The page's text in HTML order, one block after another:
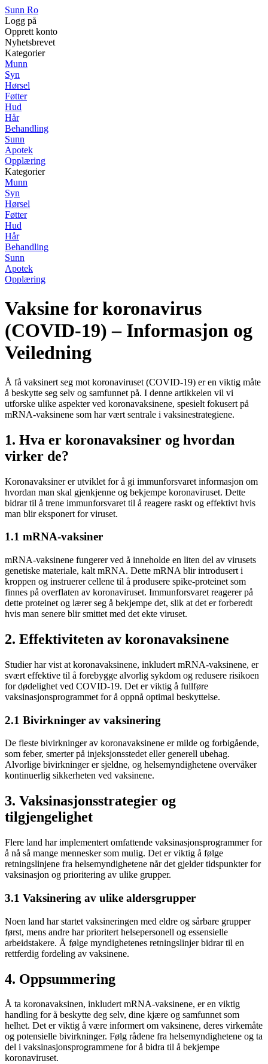
Sunn Ro
Logg på
Opprett konto
Nyhetsbrevet
Kategorier
Munn
Syn
Hørsel
Føtter
Hud
Hår
Behandling
Sunn
Apotek
Opplæring
Kategorier
Munn
Syn
Hørsel
Føtter
Hud
Hår
Behandling
Sunn
Apotek
Opplæring
Vaksine for koronavirus
(COVID-19) – Informasjon og
Veiledning
Å få vaksinert seg mot koronaviruset (COVID-19) er en viktig måte
å beskytte seg selv og samfunnet på. I denne artikkelen vil vi
utforske ulike aspekter ved koronavaksinene, spesielt fokusert på
mRNA-vaksinene som har vært sentrale i vaksinestrategiene.
1. Hva er koronavaksiner og hvordan
virker de?
Koronavaksiner er utviklet for å gi immunforsvaret informasjon om
hvordan man skal gjenkjenne og bekjempe koronaviruset. Dette
bidrar til å trene immunforsvaret til å reagere raskt og effektivt hvis
man blir eksponert for viruset.
1.1 mRNA-vaksiner
mRNA-vaksinene fungerer ved å inneholde en liten del av virusets
genetiske materiale, kalt mRNA. Dette mRNA blir introdusert i
kroppen og instruerer cellene til å produsere spike-proteinet som
finnes på overflaten av koronaviruset. Immunforsvaret reagerer på
dette proteinet og lærer seg å bekjempe det, slik at det er forberedt
hvis man senere blir smittet med det ekte viruset.
2. Effektiviteten av koronavaksinene
Studier har vist at koronavaksinene, inkludert mRNA-vaksinene, er
svært effektive til å forebygge alvorlig sykdom og redusere risikoen
for dødelighet ved COVID-19. Det er viktig å fullføre
vaksinasjonsprogrammet for å oppnå optimal beskyttelse.
2.1 Bivirkninger av vaksinering
De fleste bivirkninger av koronavaksinene er milde og forbigående,
som feber, smerter på injeksjonsstedet eller generell ubehag.
Alvorlige bivirkninger er sjeldne, og helsemyndighetene overvåker
kontinuerlig sikkerheten ved vaksinene.
3. Vaksinasjonsstrategier og
tilgjengelighet
Flere land har implementert omfattende vaksinasjonsprogrammer for
å nå så mange mennesker som mulig. Det er viktig å følge
retningslinjene fra helsemyndighetene når det gjelder tidspunkter for
vaksinasjon og prioritering av ulike grupper.
3.1 Vaksinering av ulike aldersgrupper
Noen land har startet vaksineringen med eldre og sårbare grupper
først, mens andre har prioritert helsepersonell og essensielle
arbeidstakere. Å følge myndighetenes retningslinjer bidrar til en
rettferdig fordeling av vaksinene.
4. Oppsummering
Å ta koronavaksinen, inkludert mRNA-vaksinene, er en viktig
handling for å beskytte deg selv, dine kjære og samfunnet som
helhet. Det er viktig å være informert om vaksinene, deres virkemåte
og potensielle bivirkninger. Følg rådene fra helsemyndighetene og ta
del i vaksinasjonsprogrammene for å bidra til å bekjempe
koronaviruset.